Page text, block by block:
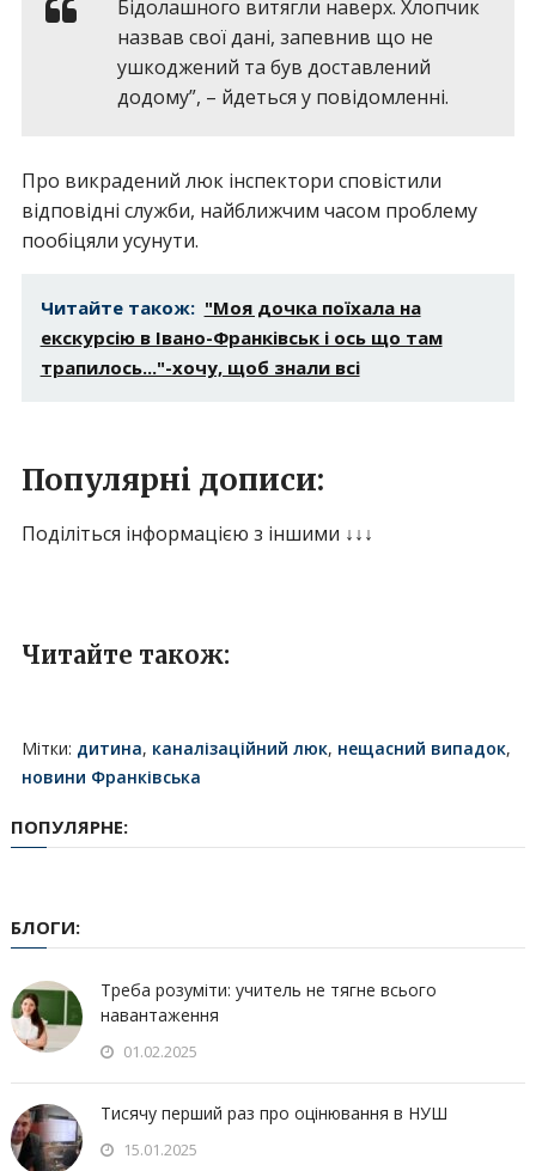
Бідолашного витягли наверх. Хлопчик
назвав свої дані, запевнив що не
ушкоджений та був доставлений
додому”, – йдеться у повідомленні.
Про викрадений люк інспектори сповістили
відповідні служби, найближчим часом проблему
пообіцяли усунути.
Читайте також: "Моя дочка поїхала на
екскурсію в Івано-Франківськ і ось що там
трапилось..."-хочу, щоб знали всі
Популярні дописи:
Поділіться інформацією з іншими ↓↓↓
Читайте також:
Мітки: дитина, каналізаційний люк, нещасний випадок,
новини Франківська
ПОПУЛЯРНЕ:
БЛОГИ:
Треба розуміти: учитель не тягне всього
навантаження
01.02.2025
Тисячу перший раз про оцінювання в НУШ
15.01.2025